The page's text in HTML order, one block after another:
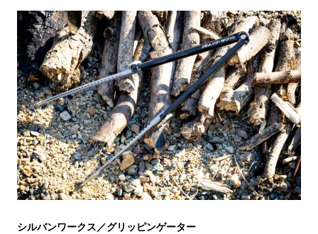
シルバンワークス／グリッピンゲーター